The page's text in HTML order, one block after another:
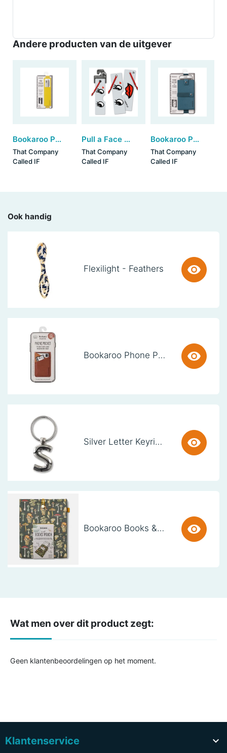
Andere producten van de uitgever
Bookaroo Pen Pouch - Chartreuse
That Company
Called IF
Pull a Face Bookmarks - Love (set van 3)
That Company
Called IF
Bookaroo Phone Holder - Teal
That Company
Called IF
Ook handig
Flexilight - Feathers
Bookaroo Phone Pocket - Brown
Silver Letter Keyring - S (set van 3)
Bookaroo Books & Stuff Pouch - Botanical
Wat men over dit product zegt:
Geen klantenbeoordelingen op het moment.
Klantenservice 